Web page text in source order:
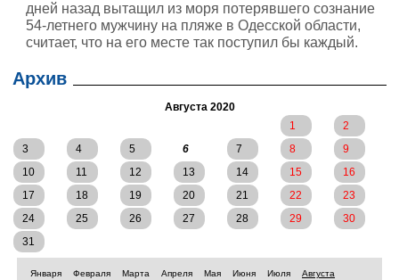
дней назад вытащил из моря потерявшего сознание
54-летнего мужчину на пляже в Одесской области,
считает, что на его месте так поступил бы каждый.
Архив
Августа 2020
1
2
3
4 5 6 7 8
9
10
11 12 13 14 15
16
17
18 19 20 21 22
23
24
25 26 27 28 29
30
31
Января Февраля Марта Апреля Мая Июня Июля
Августа